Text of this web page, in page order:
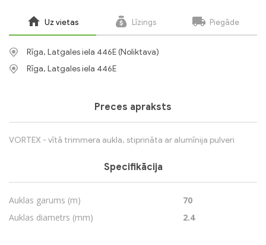
Uz vietas Līzings Piegāde
Rīga, Latgales iela 446E (Noliktava)
Rīga, Latgales iela 446E
Preces apraksts
VORTEX - vītā trimmera aukla, stiprināta ar alumīnija pulveri
Specifikācija
Auklas garums (m)
70
Auklas diametrs (mm)
2.4